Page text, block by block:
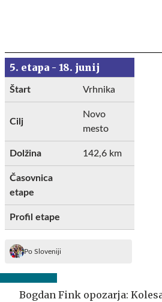
5. etapa - 18. junij
Štart Vrhnika
Cilj
Novo
mesto
Dolžina 142,6 km
Časovnica
etape
Profil etape
Po Sloveniji
Bogdan Fink opozarja: